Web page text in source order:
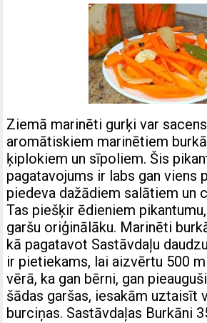
Ziemā marinēti gurķi var
aromātiskiem marinētiem
ķiplokiem un sīpoliem. Šis
pagatavojums ir labs gan viens
piedeva dažādiem salātiem un
Tas piešķir ēdieniem
garšu oriģinālāku. Marinēti
kā pagatavot Sastāvdaļu
ir pietiekams, lai aizvērtu 500
vērā, ka gan bērni, gan
šādas garšas, iesakām uztaisīt
burciņas. Sastāvdaļas Burkāni